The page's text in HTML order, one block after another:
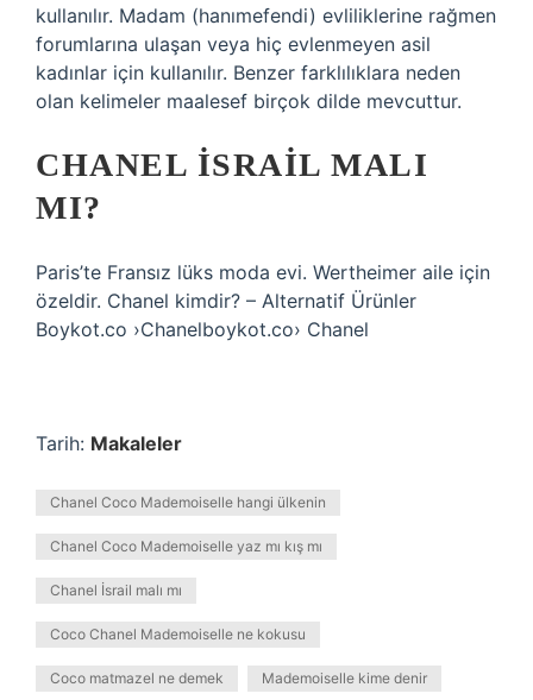
kullanılır. Madam (hanımefendi) evliliklerine rağmen
forumlarına ulaşan veya hiç evlenmeyen asil
kadınlar için kullanılır. Benzer farklılıklara neden
olan kelimeler maalesef birçok dilde mevcuttur.
CHANEL İSRAIL MALI
MI?
Paris’te Fransız lüks moda evi. Wertheimer aile için
özeldir. Chanel kimdir? – Alternatif Ürünler
Boykot.co ›Chanelboykot.co› Chanel
Tarih: Makaleler
Chanel Coco Mademoiselle hangi ülkenin
Chanel Coco Mademoiselle yaz mı kış mı
Chanel İsrail malı mı
Coco Chanel Mademoiselle ne kokusu
Coco matmazel ne demek Mademoiselle kime denir